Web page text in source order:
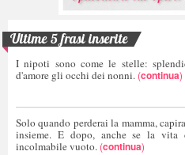
Ultime 5 frasi inserite
I nipoti sono come le stelle:
d'amore gli occhi dei nonni. (continua)
Solo quando perderai la mamma,
insieme. E dopo, anche se la vita
incolmabile vuoto. (continua)